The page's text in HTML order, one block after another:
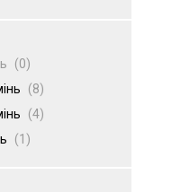
(0)
(8)
(4)
(1)